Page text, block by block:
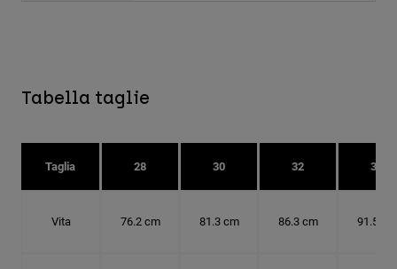
Tabella taglie
Taglia 28 30 32 34
Vita 76.2 cm 81.3 cm 86.3 cm 91.5 cm